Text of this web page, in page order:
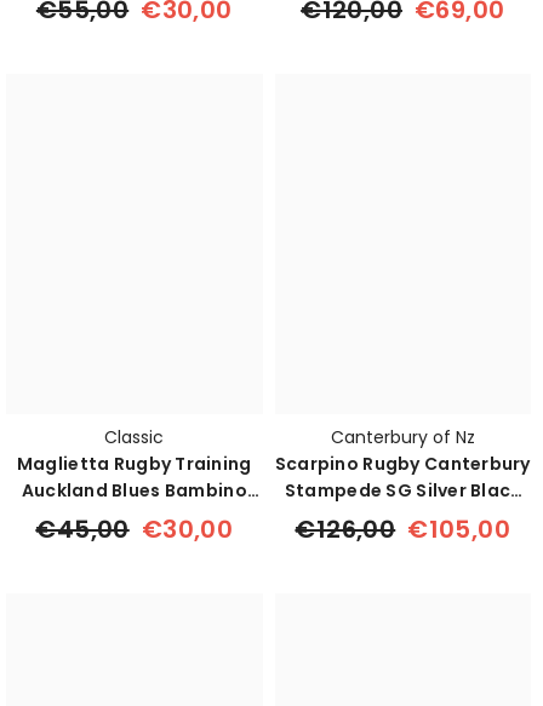
€55,00 €30,00 €120,00 €69,00
Classic
Maglietta Rugby Training
Auckland Blues Bambino
Pro Home
€45,00 €30,00
Canterbury of Nz
Scarpino Rugby Canterbury
Stampede SG Silver Black
PRO
€126,00 €105,00